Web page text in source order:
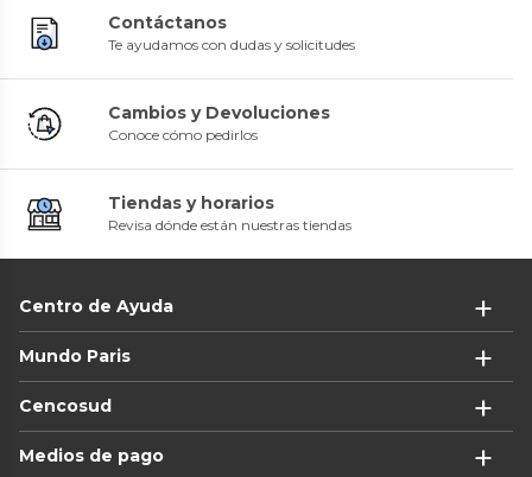
Contáctanos
Te ayudamos con dudas y solicitudes
Cambios y Devoluciones
Conoce cómo pedirlos
Tiendas y horarios
Revisa dónde están nuestras tiendas
Centro de Ayuda
Mundo Paris
Cencosud
Medios de pago